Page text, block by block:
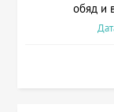
обяд и